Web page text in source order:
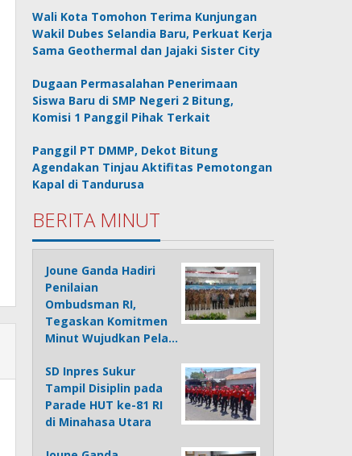
Wali Kota Tomohon Terima Kunjungan
Wakil Dubes Selandia Baru, Perkuat Kerja
Sama Geothermal dan Jajaki Sister City
Dugaan Permasalahan Penerimaan
Siswa Baru di SMP Negeri 2 Bitung,
Komisi 1 Panggil Pihak Terkait
Panggil PT DMMP, Dekot Bitung
Agendakan Tinjau Aktifitas Pemotongan
Kapal di Tandurusa
BERITA MINUT
Joune Ganda Hadiri
Penilaian
Ombudsman RI,
Tegaskan Komitmen
Minut Wujudkan Pela…
SD Inpres Sukur
Tampil Disiplin pada
Parade HUT ke-81 RI
di Minahasa Utara